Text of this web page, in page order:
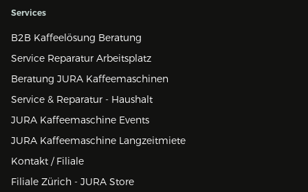
Services
B2B Kaffeelösung Beratung
Service Reparatur Arbeitsplatz
Beratung JURA Kaffeemaschinen
Service & Reparatur - Haushalt
JURA Kaffeemaschine Events
JURA Kaffeemaschine Langzeitmiete
Kontakt / Filiale
Filiale Zürich - JURA Store